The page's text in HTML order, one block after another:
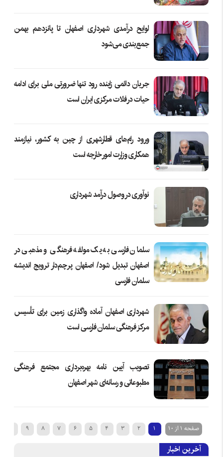
لوایح درآمدی شهرداری اصفهان تا پانزدهم بهمن
جمع‌بندی می‌شود
جریان دائمی زاینده رود تنها ضرورتی ملی برای ادامه
حیات در فلات مرکزی ایران است
ورود رام‌های قطارشهری از چین به کشور، نیازمند
همکاری وزارت امور خارجه است
نوآوری در وصول درآمد شهرداری
سلمان فارسی به یک مولفه فرهنگی و مذهبی در
اصفهان تبدیل شود/ اصفهان پرچم‌دار ترویج اندیشه
سلمان فارسی
شهرداری اصفهان آماده واگذاری زمین برای تأسیس
مرکز فرهنگی سلمان فارسی است
تصویب آیین نامه بهره‌برداری مجتمع فرهنگی
مطبوعاتی و رسانه‌ای شهر اصفهان
صفحه 1 از 10 1
2
3
4
5
6
7
8
9
آخرین اخبار